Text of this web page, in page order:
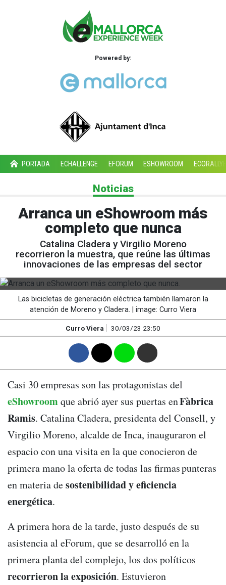
Powered by:
PORTADA ECHALLENGE EFORUM ESHOWROOM
Noticias
Arranca un eShowroom más
completo que nunca
Catalina Cladera y Virgilio Moreno
recorrieron la muestra, que reúne las últimas
innovaciones de las empresas del sector
Las bicicletas de generación eléctrica también llamaron la
atención de Moreno y Cladera. | image: Curro Viera
Curro Viera 30/03/23 23:50
Casi 30 empresas son las protagonistas del
eShowroomque abrió ayer sus puertas enFàbrica
Ramis. Catalina Cladera, presidenta del Consell, y
Virgilio Moreno, alcalde de Inca, inauguraron el
espacio con una visita en la que conocieron de
primera mano la oferta de todas las firmas punteras
en materia desostenibilidad y eficiencia
energética.
A primera hora de la tarde, justo después de su
asistencia al eForum, que se desarrolló en la
primera planta del complejo, los dos políticos
recorrieron la exposición. Estuvieron